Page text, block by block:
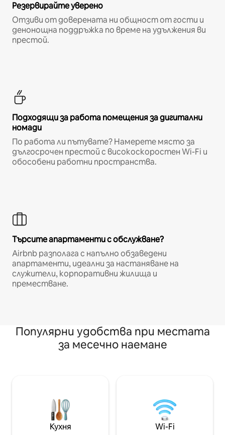
Резервирайте уверено
Отзиви от доверената ни общност от гости и
денонощна поддръжка по време на удължения ви
престой.
Подходящи за работа помещения за дигитални
номади
По работа ли пътувате? Намерете място за
дългосрочен престой с високоскоростен Wi-Fi и
обособени работни пространства.
Търсите апартаменти с обслужване?
Airbnb разполага с напълно обзаведени
апартаменти, идеални за настаняване на
служители, корпоративни жилища и
преместване.
Популярни удобства при местата
за месечно наемане
Кухня Wi-Fi